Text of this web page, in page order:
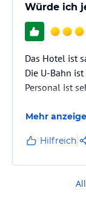
Würde ich
Das Hotel ist
Die U-Bahn
Personal ist
Mehr
Hilfreich